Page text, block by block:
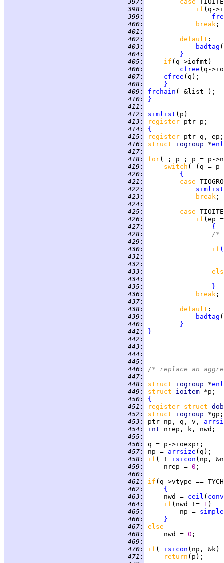
397 : case
398 :
if
399 :
400 : break
401 :
402 : default
403 : badtag (
404 :
}
405 : if
406 :
cfree
407 : cfree
408 :
}
409 : frchain
410 :
}
411 :
412 : simlist
413 : register
414 :
{
415 :
register
416 : struct iogroup *
417 :
418 :
for
419 :
switch
420 :
{
421 : case
422 :
simlist
423 : break
424 :
425 : case
426 :
if
427 :
{
428 :
/*
429 :
430 : if (
431 :
432 :
433 :
434 :
435 :
}
436 : break
437 :
438 : default
439 : badtag (
440 :
}
441 :
}
442 :
443 :
444 :
445 :
446 :
/* replace an
447 :
448 : struct iogroup *
449 : struct ioitem
450 :
{
451 : register struct
452 : struct iogroup
453 : ptr np, q, v,
454 : int
455 :
456 :
457 : np = arrsize
458 : if ( ! isicon
459 :
     nrep =
0
460 :
461 :
if
462 :
{
463 :
     nwd =
ceil (
464 : if (nwd != 1
465 :
         np =
simple
466 :
}
467 :
else
468 :
     nwd =
0
469 :
470 : if ( isicon (np, &k)
471 : return